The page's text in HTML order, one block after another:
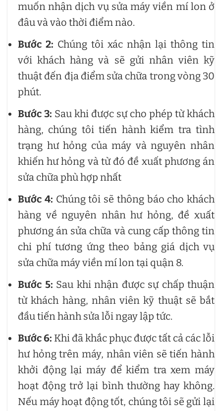
muốn nhận dịch vụ sửa máy viền mí lon ở
đâu và vào thời điểm nào.
Bước 2: Chúng tôi xác nhận lại thông tin
với khách hàng và sẽ gửi nhân viên kỹ
thuật đến địa điểm sửa chữa trong vòng 30
phút.
Bước 3: Sau khi được sự cho phép từ khách
hàng, chúng tôi tiến hành kiểm tra tình
trạng hư hỏng của máy và nguyên nhân
khiến hư hỏng và từ đó đề xuất phương án
sửa chữa phù hợp nhất
Bước 4: Chúng tôi sẽ thông báo cho khách
hàng về nguyên nhân hư hỏng, đề xuất
phương án sửa chữa và cung cấp thông tin
chi phí tương ứng theo bảng giá dịch vụ
sửa chữa máy viền mí lon tại quận 8.
Bước 5: Sau khi nhận được sự chấp thuận
từ khách hàng, nhân viên kỹ thuật sẽ bắt
đầu tiến hành sửa lỗi ngay lập tức.
Bước 6: Khi đã khắc phục được tất cả các lỗi
hư hỏng trên máy, nhân viên sẽ tiến hành
khởi động lại máy để kiểm tra xem máy
hoạt động trở lại bình thường hay không.
Nếu máy hoạt động tốt, chúng tôi sẽ gửi lại